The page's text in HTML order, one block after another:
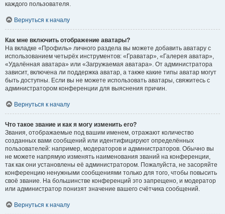
каждого пользователя.
Вернуться к началу
Как мне включить отображение аватары?
На вкладке «Профиль» личного раздела вы можете добавить аватару с
использованием четырёх инструментов: «Граватар», «Галерея аватар»,
«Удалённая аватара» или «Загружаемая аватара». От администратора
зависит, включена ли поддержка аватар, а также какие типы аватар могут
быть доступны. Если вы не можете использовать аватары, свяжитесь с
администратором конференции для выяснения причин.
Вернуться к началу
Что такое звание и как я могу изменить его?
Звания, отображаемые под вашим именем, отражают количество
созданных вами сообщений или идентифицируют определённых
пользователей: например, модераторов и администраторов. Обычно вы
не можете напрямую изменять наименования званий на конференции,
так как они установлены её администратором. Пожалуйста, не засоряйте
конференцию ненужными сообщениями только для того, чтобы повысить
своё звание. На большинстве конференций это запрещено, и модератор
или администратор понизят значение вашего счётчика сообщений.
Вернуться к началу